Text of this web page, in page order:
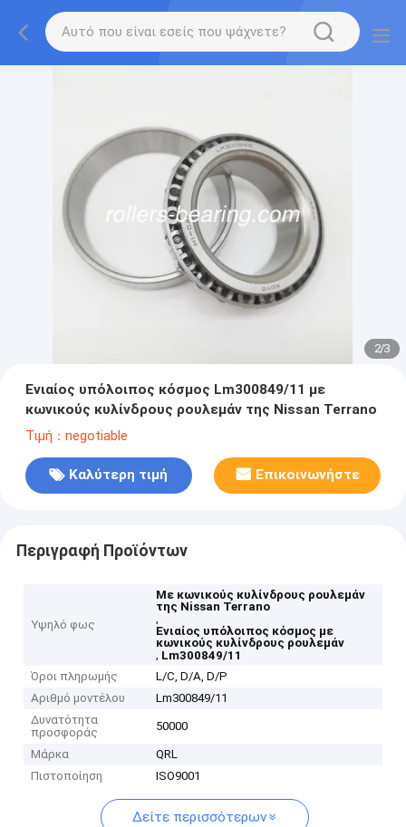
2/3
Ενιαίος υπόλοιπος κόσμος Lm300849/11 με
κωνικούς κυλίνδρους ρουλεμάν της Nissan Terrano
Τιμή：negotiable
Καλύτερη τιμή Επικοινωνήστε
Περιγραφή Προϊόντων
Υψηλό φως
Με κωνικούς κυλίνδρους ρουλεμάν
της Nissan Terrano
,
Ενιαίος υπόλοιπος κόσμος με
κωνικούς κυλίνδρους ρουλεμάν
, Lm300849/11
Όροι πληρωμής
L/C, D/A, D/P
Αριθμό μοντέλου
Lm300849/11
Δυνατότητα
προσφοράς
50000
Μάρκα
QRL
Πιστοποίηση
ISO9001
Δείτε περισσότερων